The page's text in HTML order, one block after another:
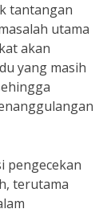
tantangan
utama
akan
yang masih
pengecekan
terutama